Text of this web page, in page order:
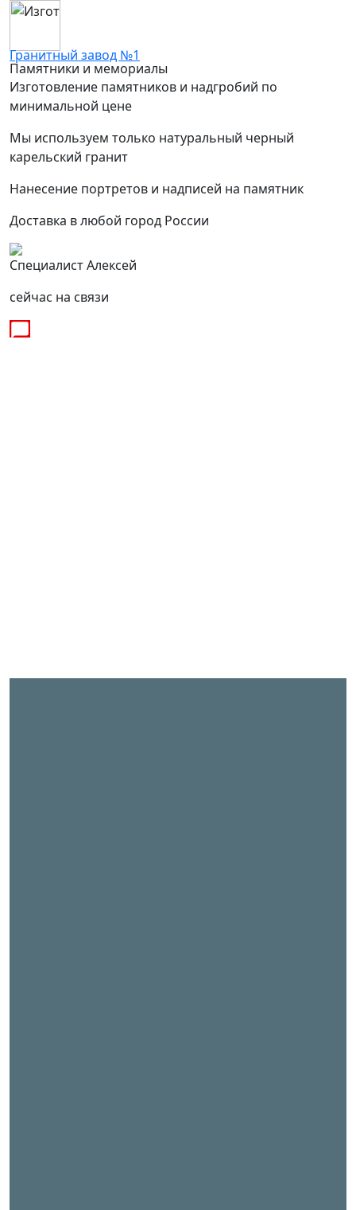
Гранитный завод №1
Памятники и мемориалы
Изготовление памятников и надгробий по
минимальной цене
Мы используем только натуральный черный
карельский гранит
Нанесение портретов и надписей на памятник
Доставка в любой город России
Специалист Алексей
сейчас на связи